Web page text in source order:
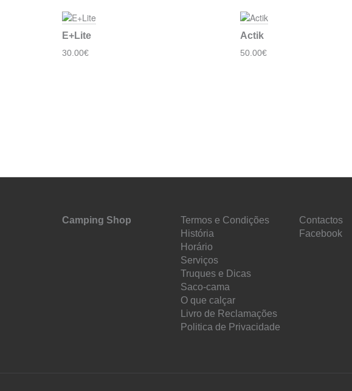
E+Lite
30.00€
Actik
50.00€
Camping Shop
Termos e Condições
História
Horário
Serviços
Truques e Dicas
Saco-cama
O que calçar
Livro de Reclamações
Politica de Privacidade
Contactos
Facebook